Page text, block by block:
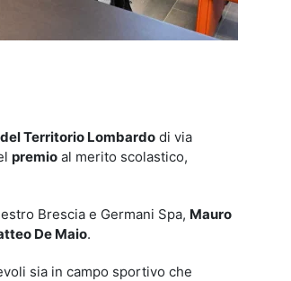
Territorio Lombardo di via
premio al merito scolastico,
Brescia e Germani Spa, Mauro
De Maio.
sia in campo sportivo che